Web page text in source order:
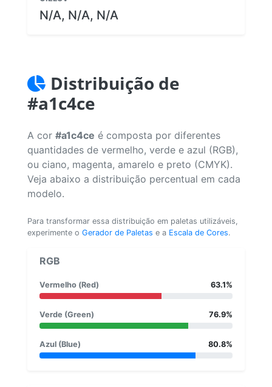
N/A, N/A, N/A
Distribuição de
#a1c4ce
A cor #a1c4ce é composta por diferentes
quantidades de vermelho, verde e azul (RGB),
ou ciano, magenta, amarelo e preto (CMYK).
Veja abaixo a distribuição percentual em cada
modelo.
Para transformar essa distribuição em paletas utilizáveis,
experimente o Gerador de Paletas e a Escala de Cores.
RGB
Vermelho (Red) 63.1%
Verde (Green) 76.9%
Azul (Blue) 80.8%